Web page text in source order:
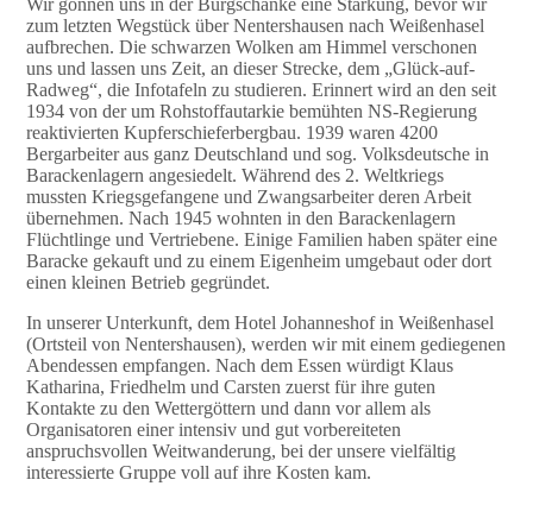
Wir gönnen uns in der Burgschänke eine Stärkung, bevor wir
zum letzten Wegstück über Nentershausen nach Weißenhasel
aufbrechen. Die schwarzen Wolken am Himmel verschonen
uns und lassen uns Zeit, an dieser Strecke, dem „Glück-auf-
Radweg“, die Infotafeln zu studieren. Erinnert wird an den seit
1934 von der um Rohstoffautarkie bemühten NS-Regierung
reaktivierten Kupferschieferbergbau. 1939 waren 4200
Bergarbeiter aus ganz Deutschland und sog. Volksdeutsche in
Barackenlagern angesiedelt. Während des 2. Weltkriegs
mussten Kriegsgefangene und Zwangsarbeiter deren Arbeit
übernehmen. Nach 1945 wohnten in den Barackenlagern
Flüchtlinge und Vertriebene. Einige Familien haben später eine
Baracke gekauft und zu einem Eigenheim umgebaut oder dort
einen kleinen Betrieb gegründet.
In unserer Unterkunft, dem Hotel Johanneshof in Weißenhasel
(Ortsteil von Nentershausen), werden wir mit einem gediegenen
Abendessen empfangen. Nach dem Essen würdigt Klaus
Katharina, Friedhelm und Carsten zuerst für ihre guten
Kontakte zu den Wettergöttern und dann vor allem als
Organisatoren einer intensiv und gut vorbereiteten
anspruchsvollen Weitwanderung, bei der unsere vielfältig
interessierte Gruppe voll auf ihre Kosten kam.